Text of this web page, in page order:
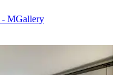
- MGallery